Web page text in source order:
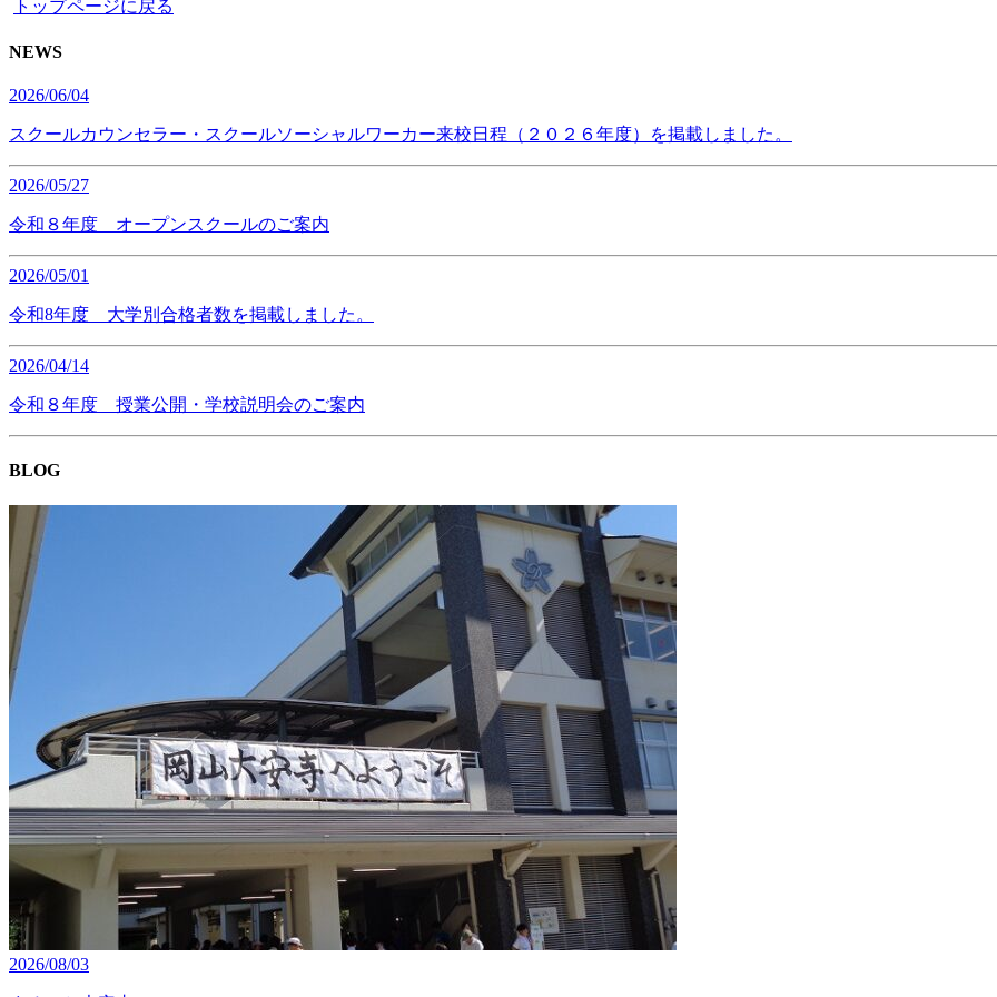
トップページに戻る
NEWS
2026/06/04
スクールカウンセラー・スクールソーシャルワーカー来校日程（２０２６年度）を掲載しました。
2026/05/27
令和８年度 オープンスクールのご案内
2026/05/01
令和8年度 大学別合格者数を掲載しました。
2026/04/14
令和８年度 授業公開・学校説明会のご案内
BLOG
2026/08/03